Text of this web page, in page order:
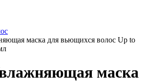
маска для вьющихся волос Up to
маска